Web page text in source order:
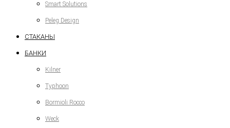
Smart Solutions
Peleg Design
СТАКАНЫ
БАНКИ
Kilner
Typhoon
Bormioli Rocco
Weck